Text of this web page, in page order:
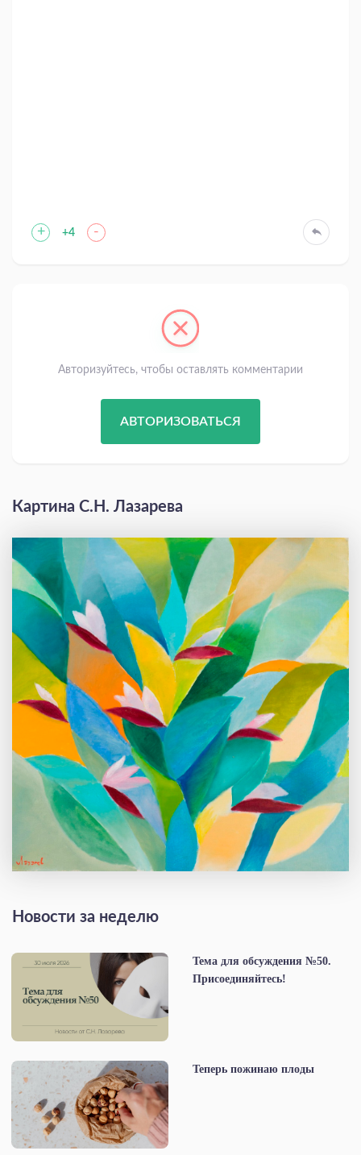
+ +4 -
Авторизуйтесь, чтобы оставлять комментарии
АВТОРИЗОВАТЬСЯ
Картина С.Н. Лазарева
Новости за неделю
Тема для обсуждения №50.
Присоединяйтесь!
Теперь пожинаю плоды